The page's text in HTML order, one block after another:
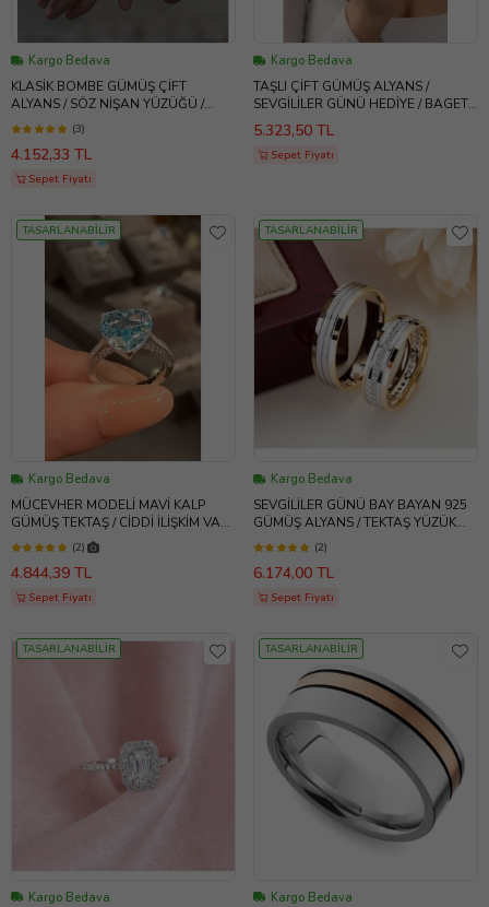
Kargo Bedava
KLASİK BOMBE GÜMÜŞ ÇİFT
ALYANS / SÖZ NİŞAN YÜZÜĞÜ /
SEVGİLİLER GÜNÜ / TEKTAŞ YÜZÜK
HEDİYE / ATS
(3)
4.152,33 TL
Sepet Fiyatı
Kargo Bedava
TAŞLI ÇİFT GÜMÜŞ ALYANS /
SEVGİLİLER GÜNÜ HEDİYE / BAGET
TEKTAŞ YÜZÜK HEDİYE
5.323,50 TL
Sepet Fiyatı
TASARLANABİLİR
Kargo Bedava
MÜCEVHER MODELİ MAVİ KALP
GÜMÜŞ TEKTAŞ / CİDDİ İLİŞKİM VAR
YÜZÜĞÜ // IŞIKLI KUTU İLE //(2)
4.844,39 TL
Sepet Fiyatı
TASARLANABİLİR
Kargo Bedava
SEVGİLİLER GÜNÜ BAY BAYAN 925
GÜMÜŞ ALYANS / TEKTAŞ YÜZÜK
HEDİYELİ - Ats1124
(2)
6.174,00 TL
Sepet Fiyatı
TASARLANABİLİR
Kargo Bedava
TASARLANABİLİR
Kargo Bedava